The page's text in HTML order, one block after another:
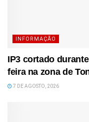
INFORMAÇÃO
IP3 cortado
feira na zona de
7 DE AGOSTO, 2026